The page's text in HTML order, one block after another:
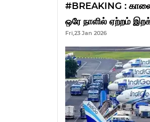
#BREAKING :
ஒரே நாளில் ஏற்றம்
Fri,23 Jan 2026